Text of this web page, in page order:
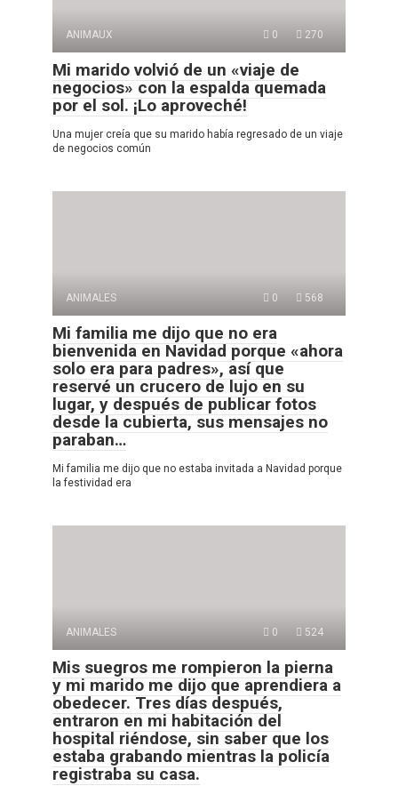
ANIMAUX 0 270
Mi marido volvió de un «viaje de
negocios» con la espalda quemada
por el sol. ¡Lo aproveché!
Una mujer creía que su marido había regresado de un viaje
de negocios común
ANIMALES 0 568
Mi familia me dijo que no era
bienvenida en Navidad porque «ahora
solo era para padres», así que
reservé un crucero de lujo en su
lugar, y después de publicar fotos
desde la cubierta, sus mensajes no
paraban…
Mi familia me dijo que no estaba invitada a Navidad porque
la festividad era
ANIMALES 0 524
Mis suegros me rompieron la pierna
y mi marido me dijo que aprendiera a
obedecer. Tres días después,
entraron en mi habitación del
hospital riéndose, sin saber que los
estaba grabando mientras la policía
registraba su casa.